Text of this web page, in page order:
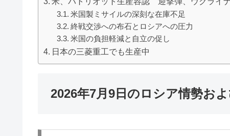
米国製ミサイルの深刻な在庫不足
終戦交渉への布石とロシアへの圧力
米国の負担軽減と自立の促し
日本の三菱重工でも生産中
2026年7月9日のロシア情勢お